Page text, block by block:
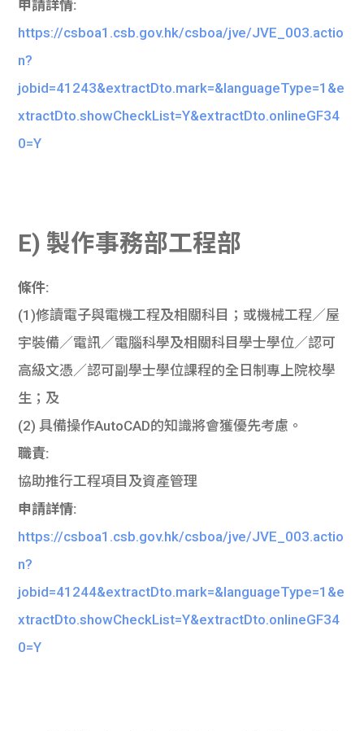
申請詳情:
https://csboa1.csb.gov.hk/csboa/jve/JVE_003.actio
n?
jobid=41243&extractDto.mark=&languageType=1&e
xtractDto.showCheckList=Y&extractDto.onlineGF34
0=Y
E) 製作事務部工程部
條件:
(1)修讀電子與電機工程及相關科目；或機械工程／屋
宇裝備／電訊／電腦科學及相關科目學士學位／認可
高級文憑／認可副學士學位課程的全日制專上院校學
生；及
(2) 具備操作AutoCAD的知識將會獲優先考慮。
職責:
協助推行工程項目及資產管理
申請詳情:
https://csboa1.csb.gov.hk/csboa/jve/JVE_003.actio
n?
jobid=41244&extractDto.mark=&languageType=1&e
xtractDto.showCheckList=Y&extractDto.onlineGF34
0=Y